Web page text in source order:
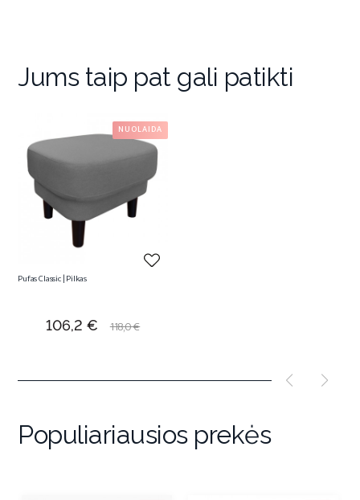
Jums taip pat gali patikti
Pufas Classic | Pilkas
Kaina
106,2 €
Bazinė
118,0 €
NUOLAIDA
Populiariausios prekės